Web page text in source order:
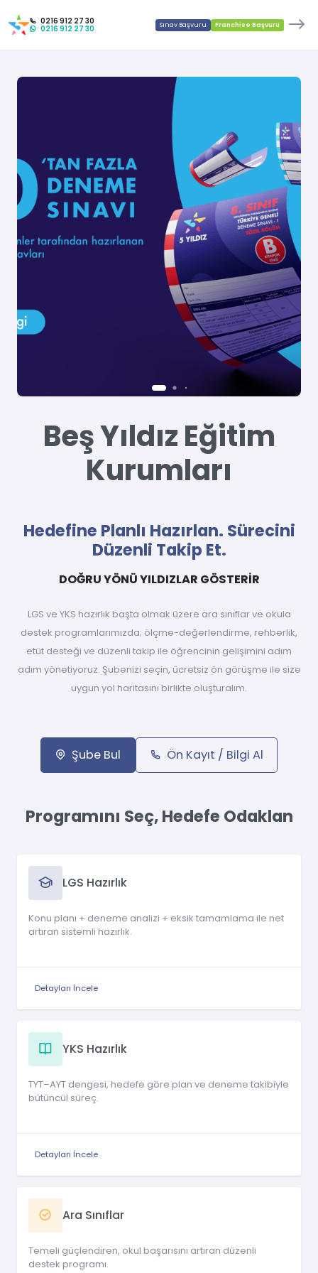
0216 912 27 30
0216 912 27 30 Sınav Başvuru Franchise Başvuru
Beş Yıldız Eğitim
Kurumları
Hedefine Planlı Hazırlan. Sürecini
Düzenli Takip Et.
DOĞRU YÖNÜ YILDIZLAR GÖSTERİR
LGS ve YKS hazırlık başta olmak üzere ara sınıflar ve okula
destek programlarımızda; ölçme-değerlendirme, rehberlik,
etüt desteği ve düzenli takip ile öğrencinin gelişimini adım
adım yönetiyoruz. Şubenizi seçin, ücretsiz ön görüşme ile size
uygun yol haritasını birlikte oluşturalım.
Şube Bul Ön Kayıt / Bilgi Al
Programını Seç, Hedefe Odaklan
LGS Hazırlık
Konu planı + deneme analizi + eksik tamamlama ile net
artıran sistemli hazırlık.
Detayları İncele
YKS Hazırlık
TYT–AYT dengesi, hedefe göre plan ve deneme takibiyle
bütüncül süreç.
Detayları İncele
Ara Sınıflar
Temeli güçlendiren, okul başarısını artıran düzenli
destek programı.